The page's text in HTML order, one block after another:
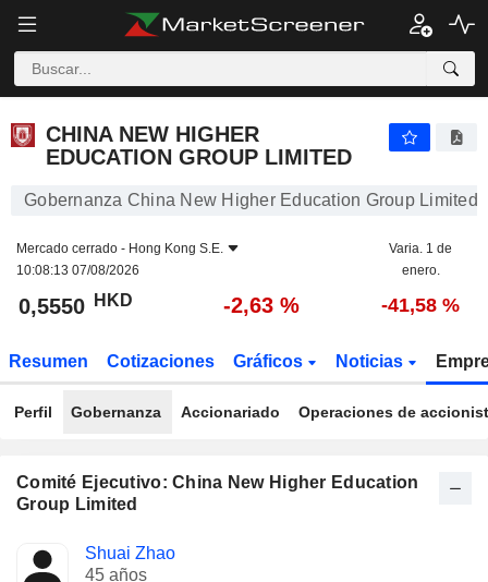
CHINA NEW HIGHER
EDUCATION GROUP LIMITED
Gobernanza China New Higher Education Group Limited
Mercado cerrado - Hong Kong S.E.
10:08:13 07/08/2026
Varia. 1 de
enero.
0,5550 HKD -2,63 % -41,58 %
Resumen Cotizaciones Gráficos Noticias
Perfil Gobernanza Accionariado Operaciones de
Comité Ejecutivo: China New Higher Education
Group Limited
Director
Funciones
ocupadas
Shuai Zhao
45 años